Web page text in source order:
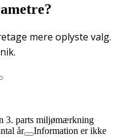
mere oplyste valg.
3. parts miljømærkning
år
Information er ikke